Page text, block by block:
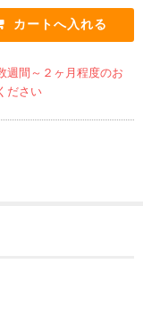
週間～２ヶ月程度のお
ださい